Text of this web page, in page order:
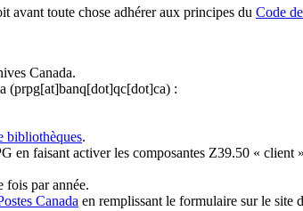
avant toute chose adhérer aux principes du Code
Canada.
(prpg[at]banq[dot]qc[dot]ca) :
bibliothèques.
en faisant activer les composantes Z39.50 «
fois par année.
Canada en remplissant le formulaire sur le site